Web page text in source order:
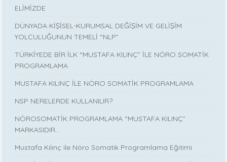
ELİMİZDE
DÜNYADA KİŞİSEL-KURUMSAL DEĞİŞİM VE GELİŞİM
YOLCULUĞUNUN TEMELİ “NLP”
TÜRKİYEDE BİR İLK “MUSTAFA KILINÇ” İLE NÖRO SOMATİK
PROGRAMLAMA
MUSTAFA KILINÇ İLE NÖRO SOMATİK PROGRAMLAMA
NSP NERELERDE KULLANILIR?
NÖROSOMATİK PROGRAMLAMA “MUSTAFA KILINÇ”
MARKASIDIR…
Mustafa Kılınç ile Nöro Somatik Programlama Eğitimi